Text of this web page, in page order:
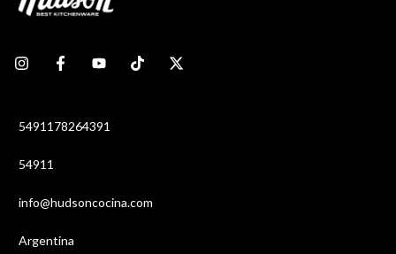
5491178264391
54911
info@hudsoncocina.com
Argentina